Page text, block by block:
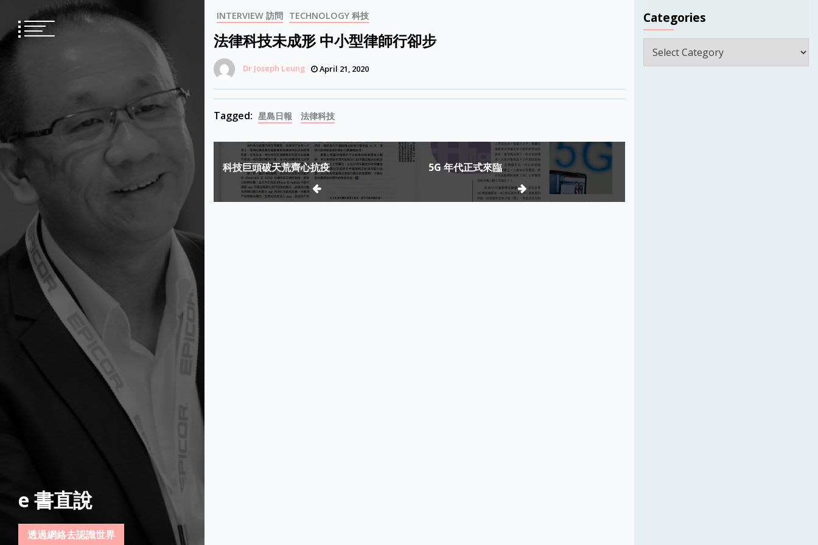
content
e 書直說
透過網絡去認識世界
INTERVIEW 訪問 TECHNOLOGY 科技
法律科技未成形 中小型律師行卻步
Dr Joseph Leung April 21, 2020
Tagged: 星島日報 法律科技
Post
navigation
科技巨頭破天荒齊心抗疫 5G 年代正式來臨
Categories
Categories